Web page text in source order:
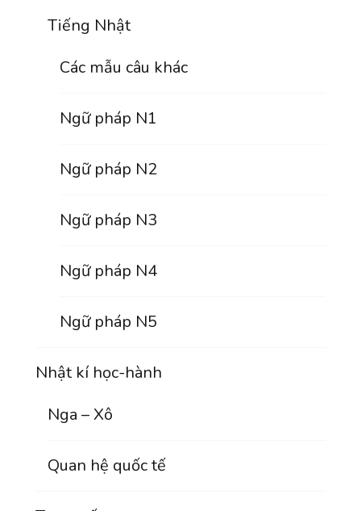
Tiếng Nhật
Các mẫu câu khác
Ngữ pháp N1
Ngữ pháp N2
Ngữ pháp N3
Ngữ pháp N4
Ngữ pháp N5
Nhật kí học-hành
Nga – Xô
Quan hệ quốc tế